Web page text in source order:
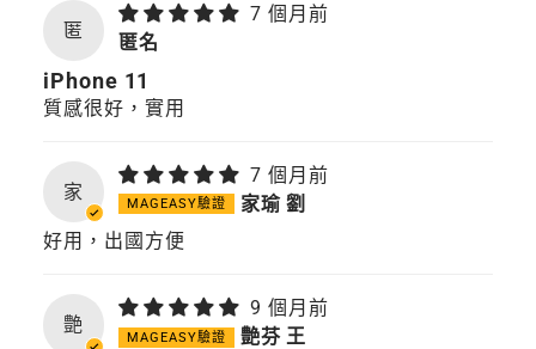
匿
7 個月前
匿名
iPhone 11
質感很好，實用
家
7 個月前
家瑜 劉
好用，出國方便
艶
9 個月前
艶芬 王